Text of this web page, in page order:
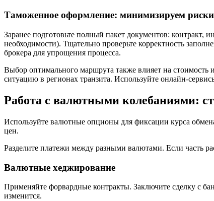
Таможенное оформление: минимизируем
Заранее подготовьте полный пакет документов: контракт,
необходимости). Тщательно проверьте корректность
брокера для упрощения процесса.
Выбор оптимального маршрута также влияет на стоимость
ситуацию в регионах транзита. Используйте онлайн-
Работа с валютными колебаниями:
Используйте валютные опционы для фиксации курса
цен.
Разделите платежи между разными валютами. Если часть
Валютные хеджирование
Применяйте форвардные контракты. Заключите сделку с
изменится.